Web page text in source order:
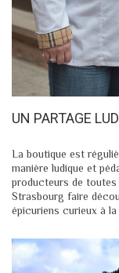
UN PARTAGE
La boutique est
manière ludique et
producteurs de toutes
Strasbourg faire
épicuriens curieux à